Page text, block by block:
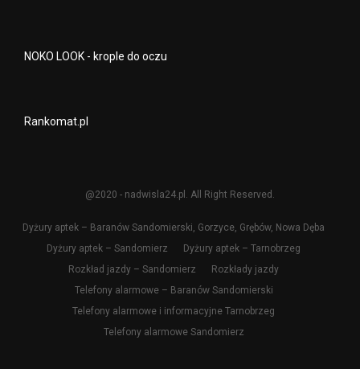
NOKO LOOK - krople do oczu
Rankomat.pl
@2020 - nadwisla24.pl. All Right Reserved.
Dyżury aptek – Baranów Sandomierski, Gorzyce, Grębów, Nowa Dęba
Dyżury aptek – Sandomierz
Dyżury aptek – Tarnobrzeg
Rozkład jazdy – Sandomierz
Rozkłady jazdy
Telefony alarmowe – Baranów Sandomierski
Telefony alarmowe i informacyjne Tarnobrzeg
Telefony alarmowe Sandomierz